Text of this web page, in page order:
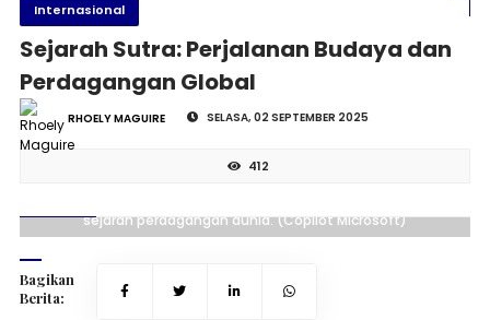
Internasional
Sejarah Sutra: Perjalanan Budaya dan
Perdagangan Global
RHOELY MAGUIRE SELASA, 02 SEPTEMBER 2025
412
sejarah perdagangan dunia. (Copilot Microsoft)
Bagikan
Berita: